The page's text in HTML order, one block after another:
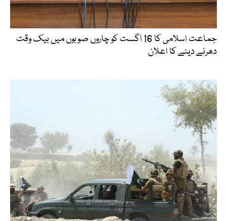
جماعت اسلامی کا 16 اگست کو چاروں صوبوں میں بیک وقت
دھرنے دینے کا اعلان